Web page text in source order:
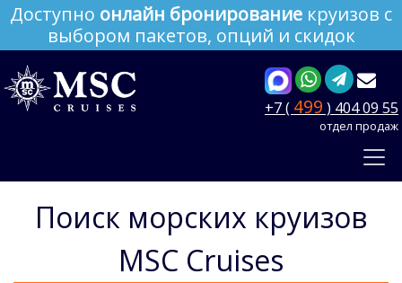
Доступно онлайн бронирование круизов с
выбором пакетов, опций и скидок
+7 ( 499 ) 404 09 55
отдел продаж
Поиск морских круизов
MSC Cruises